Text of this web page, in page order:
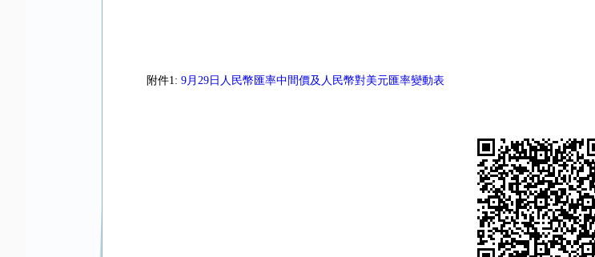
附件1: 9月29日人民幣匯率中間價及人民幣對美元匯率變動表